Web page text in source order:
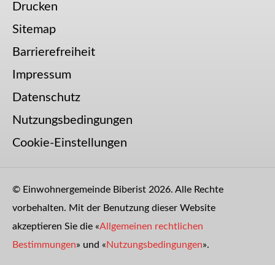
Drucken
Sitemap
Barrierefreiheit
Impressum
Datenschutz
Nutzungsbedingungen
Cookie-Einstellungen
© Einwohnergemeinde Biberist 2026. Alle Rechte
vorbehalten. Mit der Benutzung dieser Website
akzeptieren Sie die «Allgemeinen rechtlichen
Bestimmungen» und «Nutzungsbedingungen».